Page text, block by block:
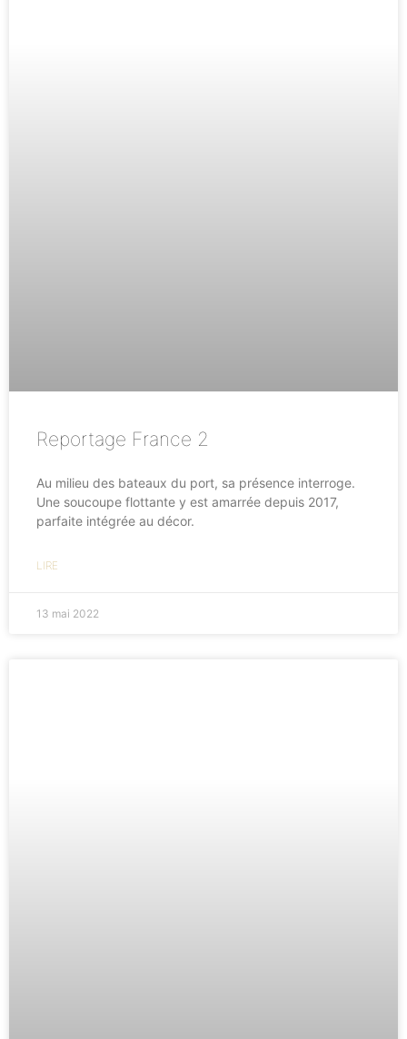
Reportage France 2
Au milieu des bateaux du port, sa présence interroge.
Une soucoupe flottante y est amarrée depuis 2017,
parfaite intégrée au décor.
LIRE
13 mai 2022